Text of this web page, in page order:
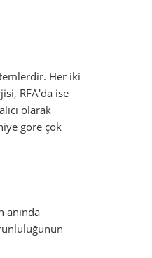
Her iki
RFA'da ise
olarak
göre çok
anında